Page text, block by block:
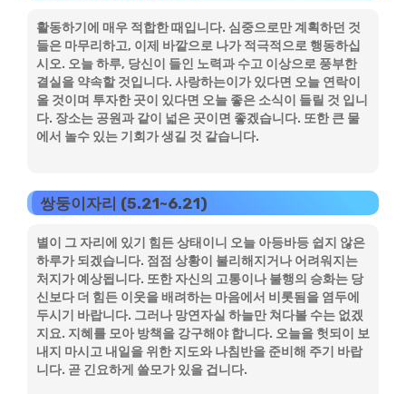
활동하기에 매우 적합한 때입니다. 심중으로만 계획하던 것
들은 마무리하고, 이제 바깥으로 나가 적극적으로 행동하십
시오. 오늘 하루, 당신이 들인 노력과 수고 이상으로 풍부한
결실을 약속할 것입니다. 사랑하는이가 있다면 오늘 연락이
올 것이며 투자한 곳이 있다면 오늘 좋은 소식이 들릴 것 입니
다. 장소는 공원과 같이 넓은 곳이면 좋겠습니다. 또한 큰 물
에서 놀수 있는 기회가 생길 것 같습니다.
쌍둥이자리 (5.21~6.21)
별이 그 자리에 있기 힘든 상태이니 오늘 아등바등 쉽지 않은
하루가 되겠습니다. 점점 상황이 불리해지거나 어려워지는
처지가 예상됩니다. 또한 자신의 고통이나 불행의 승화는 당
신보다 더 힘든 이웃을 배려하는 마음에서 비롯됨을 염두에
두시기 바랍니다. 그러나 망연자실 하늘만 쳐다볼 수는 없겠
지요. 지혜를 모아 방책을 강구해야 합니다. 오늘을 헛되이 보
내지 마시고 내일을 위한 지도와 나침반을 준비해 주기 바랍
니다. 곧 긴요하게 쓸모가 있을 겁니다.